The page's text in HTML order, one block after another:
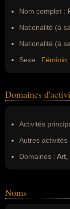
Nom complet :
Nationalité (à
Nationalité (à
Sexe : Féminin
Domaines
Activités
Autres activités
Domaines : Art,
Noms